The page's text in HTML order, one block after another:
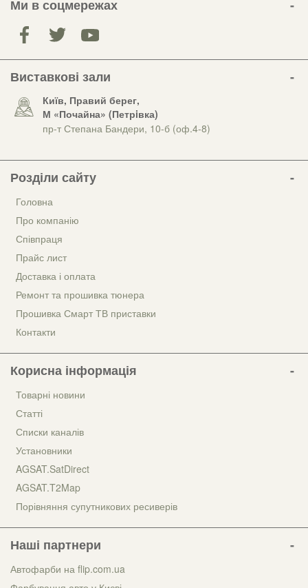
Ми в соцмережах
Виставкові зали
Київ, Правий берег,
М «Почайна» (Петрiвка)
пр-т Степана Бандери, 10-б (оф.4-8)
Розділи сайту
Головна
Про компанію
Співпраця
Прайс лист
Доставка і оплата
Ремонт та прошивка тюнера
Прошивка Смарт ТВ приставки
Контакти
Корисна інформація
Товарні новини
Статті
Списки каналів
Установники
AGSAT.SatDirect
AGSAT.T2Map
Порівняння супутникових ресиверів
Наші партнери
Автофарби на flip.com.ua